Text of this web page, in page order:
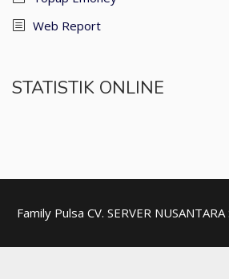
Web Report
STATISTIK ONLINE
Family Pulsa CV. SERVER